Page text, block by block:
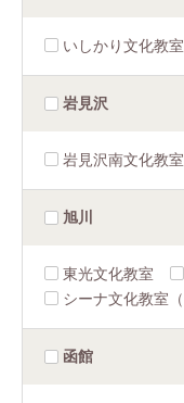
いしかり文化教室
岩見沢
岩見沢南文化教室
旭川
東光文化教室
シーナ文化教室（
函館